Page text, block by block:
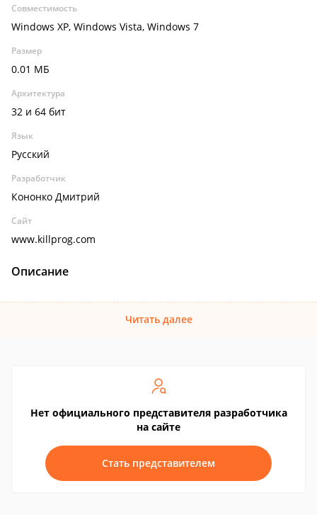
Совместимость
Windows XP, Windows Vista, Windows 7
Размер
0.01 МБ
Архитектура
32 и 64 бит
Язык
Русский
Разработчик
Кононко Дмитрий
Сайт
www.killprog.com
Описание
Читать далее
Нет официального представителя разработчика
на сайте
Стать представителем